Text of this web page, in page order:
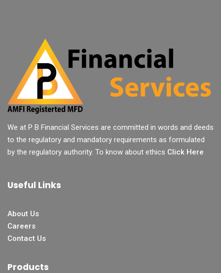
We at P B Financial Services are committed in words and deeds
to the regulatory and mandatory requirements as formulated
by the regulatory authority. To know about ethics Click Here
Useful Links
About Us
Careers
Contact Us
Products